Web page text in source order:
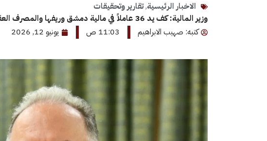
الاخبار الرئيسية,تقارير وتحقيقات
وزير المالية: كف يد 36 عاملاً في مالية دمشق وريفها والمصرف العقاري والجريدة
كتبه: صهيب الابراهيم
11:03 ص يونيو 12, 2026